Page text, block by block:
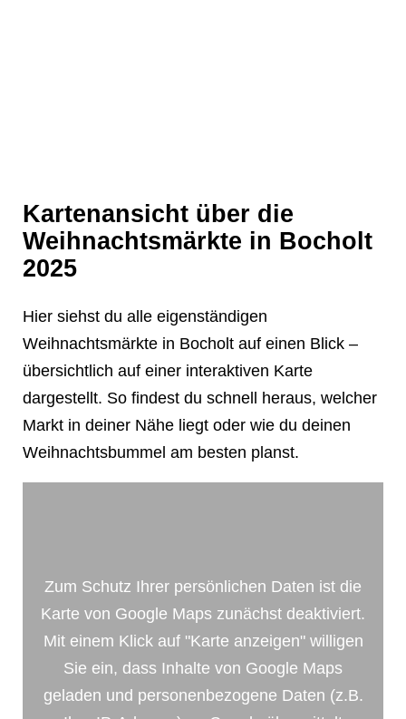
Kartenansicht über die
Weihnachtsmärkte in Bocholt
2025
Hier siehst du alle eigenständigen
Weihnachtsmärkte in Bocholt auf einen Blick –
übersichtlich auf einer interaktiven Karte
dargestellt. So findest du schnell heraus, welcher
Markt in deiner Nähe liegt oder wie du deinen
Weihnachtsbummel am besten planst.
Zum Schutz Ihrer persönlichen Daten ist die
Karte von Google Maps zunächst deaktiviert.
Mit einem Klick auf "Karte anzeigen" willigen
Sie ein, dass Inhalte von Google Maps
geladen und personenbezogene Daten (z.B.